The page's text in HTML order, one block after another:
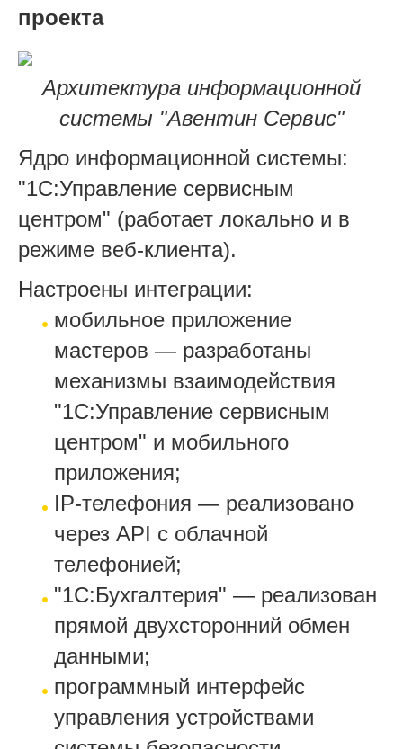
проекта
Архитектура информационной
системы "Авентин Сервис"
Ядро информационной системы:
"1С:Управление сервисным
центром" (работает локально и в
режиме веб-клиента).
Настроены интеграции:
мобильное приложение
мастеров — разработаны
механизмы взаимодействия
"1С:Управление сервисным
центром" и мобильного
приложения;
IP-телефония — реализовано
через API с облачной
телефонией;
"1С:Бухгалтерия" — реализован
прямой двухсторонний обмен
данными;
программный интерфейс
управления устройствами